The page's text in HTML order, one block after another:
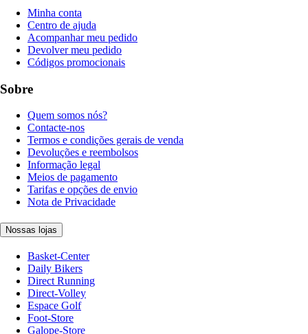
Minha conta
Centro de ajuda
Acompanhar meu pedido
Devolver meu pedido
Códigos promocionais
Sobre
Quem somos nós?
Contacte-nos
Termos e condições gerais de venda
Devoluções e reembolsos
Informação legal
Meios de pagamento
Tarifas e opções de envio
Nota de Privacidade
Nossas lojas
Basket-Center
Daily Bikers
Direct Running
Direct-Volley
Espace Golf
Foot-Store
Galope-Store